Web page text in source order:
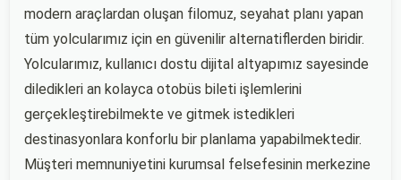
modern araçlardan oluşan filomuz, seyahat planı yapan
tüm yolcularımız için en güvenilir alternatiflerden biridir.
Yolcularımız, kullanıcı dostu dijital altyapımız sayesinde
diledikleri an kolayca otobüs bileti işlemlerini
gerçekleştirebilmekte ve gitmek istedikleri
destinasyonlara konforlu bir planlama yapabilmektedir.
Müşteri memnuniyetini kurumsal felsefesinin merkezine